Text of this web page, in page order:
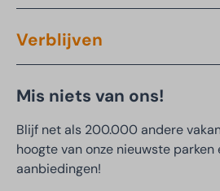
Verblijven
Mis niets van ons!
Blijf net als 200.000 andere
hoogte van onze nieuwste parken
aanbiedingen!